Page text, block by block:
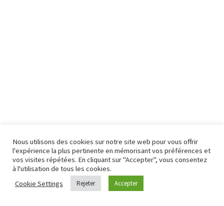
Nous utilisons des cookies sur notre site web pour vous offrir
l'expérience la plus pertinente en mémorisant vos préférences et
vos visites répétées. En cliquant sur "Accepter", vous consentez
à l'utilisation de tous les cookies.
Cookie Settings
Rejeter Accepter